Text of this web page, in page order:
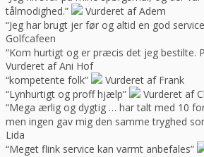
tålmodighed.”
Vurderet af Adem
“Jeg har brugt jer før og altid en god
Golfcafeen
“Kom hurtigt og er præcis det jeg bestilte.
Vurderet af Ani Hof
“kompetente folk”
Vurderet af Frank
“Lynhurtigt og proff hjælp”
Vurderet af
“Mega ærlig og dygtig … har talt med 10
men ingen gav mig den samme tryghed
Lida
“Meget flink service kan varmt anbefales”